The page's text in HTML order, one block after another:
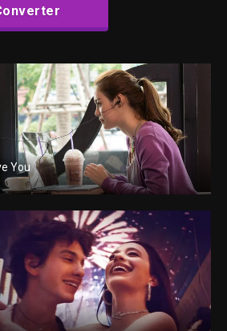
You